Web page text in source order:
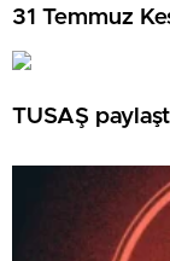
31 Temmuz
TUSAŞ